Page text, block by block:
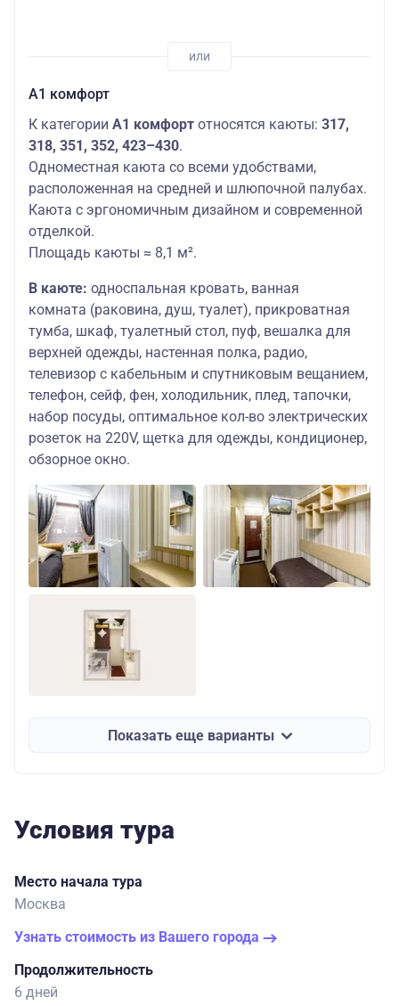
А1 комфорт
К категории А1 комфорт относятся каюты: 317,
318, 351, 352, 423–430.
Одноместная каюта со всеми удобствами,
расположенная на средней и шлюпочной палубах.
Каюта с эргономичным дизайном и современной
отделкой.
Площадь каюты ≈ 8,1 м².
В каюте: односпальная кровать, ванная
комната (раковина, душ, туалет), прикроватная
тумба, шкаф, туалетный стол, пуф, вешалка для
верхней одежды, настенная полка, радио,
телевизор с кабельным и спутниковым вещанием,
телефон, сейф, фен, холодильник, плед, тапочки,
набор посуды, оптимальное кол-во электрических
розеток на 220V, щетка для одежды, кондиционер,
обзорное окно.
Показать еще варианты
Условия тура
Место начала тура
Москва
Узнать стоимость из Вашего города
Продолжительность
6 дней